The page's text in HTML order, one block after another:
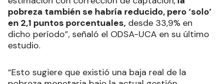
pobreza también se habría reducido, pero ‘solo’
en 2,1 puntos porcentuales, desde 33,9% en
dicho período”, señaló el ODSA-UCA en su último
estudio.
“Esto sugiere que existió una baja real de la